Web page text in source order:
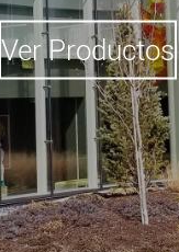
Ver Productos